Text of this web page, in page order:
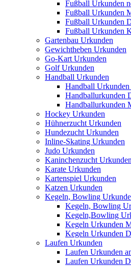
Fußball Urkunden
Fußball Urkunden
Fußball Urkunden
Fußball Urkunden
Gartenbau Urkunden
Gewichtheben Urkunden
Go-Kart Urkunden
Golf Urkunden
Handball Urkunden
Handball Urkunden
Handballurkunden
Handballurkunden
Hockey Urkunden
Hühnerzucht Urkunden
Hundezucht Urkunden
Inline-Skating Urkunden
Judo Urkunden
Kaninchenzucht Urkunden
Karate Urkunden
Kartenspiel Urkunden
Katzen Urkunden
Kegeln, Bowling
Kegeln, Bowling
Kegeln,Bowling
Kegeln Urkunden
Kegeln Urkunden
Laufen Urkunden
Laufen Urkunden
Laufen Urkunden